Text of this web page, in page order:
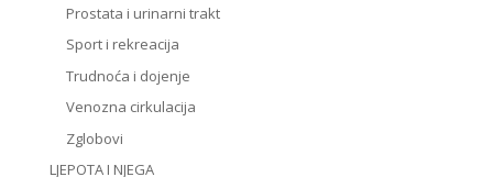
Prostata i urinarni trakt
Sport i rekreacija
Trudnoća i dojenje
Venozna cirkulacija
Zglobovi
LJEPOTA I NJEGA